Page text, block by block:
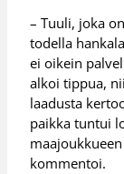
– Tuuli, joka
todella
ei oikein
alkoi tippua,
laadusta
paikka tuntui
kommentoi.